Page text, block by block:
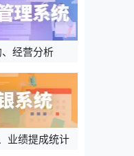
经营分析
业绩提成统计